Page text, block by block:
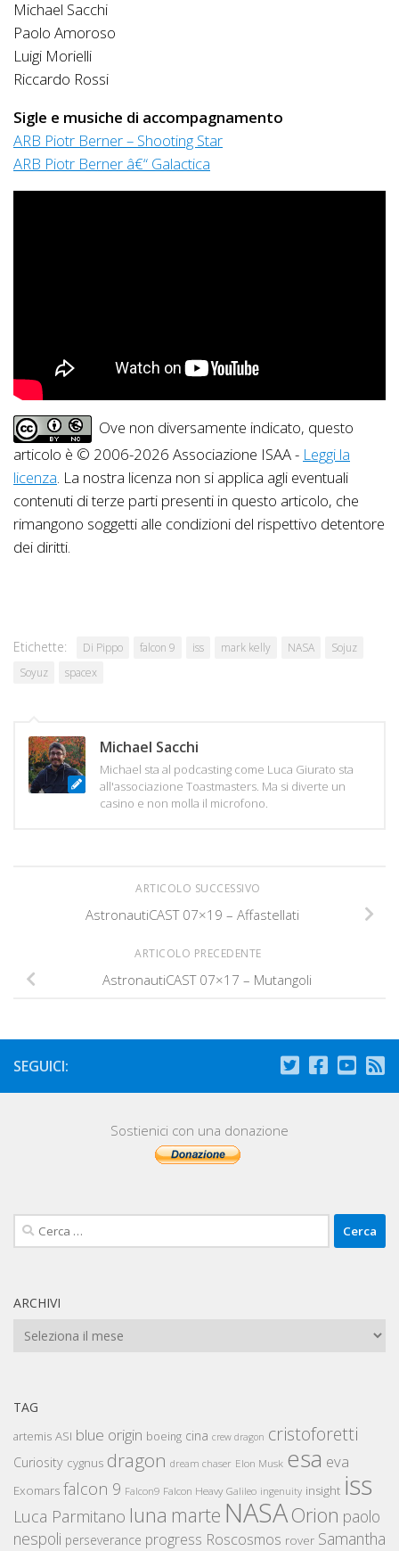
Michael Sacchi
Paolo Amoroso
Luigi Morielli
Riccardo Rossi
Sigle e musiche di accompagnamento
ARB Piotr Berner – Shooting Star
ARB Piotr Berner â€“ Galactica
Ove non diversamente indicato, questo
articolo è © 2006-2026 Associazione ISAA - Leggi la
licenza . La nostra licenza non si applica agli eventuali
contenuti di terze parti presenti in questo articolo, che
rimangono soggetti alle condizioni del rispettivo detentore
dei diritti.
Etichette: Di Pippo falcon 9 iss mark kelly NASA
Sojuz
Soyuz
spacex
Michael Sacchi
Michael sta al podcasting come Luca Giurato sta
all'associazione Toastmasters. Ma si diverte un
casino e non molla il microfono.
ARTICOLO SUCCESSIVO
AstronautiCAST 07×19 – Affastellati
ARTICOLO PRECEDENTE
AstronautiCAST 07×17 – Mutangoli
SEGUICI:
Sostienici con una donazione
Ricerca
per:
ARCHIVI
Archivi
TAG
artemis ASI blue origin boeing cina crew dragon cristoforetti
Curiosity cygnus dragon dream chaser Elon Musk esa eva
Exomars falcon 9 Falcon9 Falcon Heavy Galileo ingenuity insight iss
Luca Parmitano luna marte NASAOrion paolo
nespoli perseverance progress Roscosmos rover Samantha